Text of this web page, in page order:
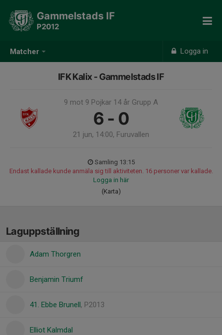
Matcher Logga in
Gammelstads IF
P2012
IFK Kalix - Gammelstads IF
9 mot 9 Pojkar 14 år Grupp A
6 - 0
21 jun, 14:00, Furuvallen
Samling 13:15
Endast kallade kunde anmäla sig till aktiviteten. 16 personer var kallade.
Logga in här
(Karta)
Laguppställning
Adam Thorgren
Benjamin Triumf
41. Ebbe Brunell, P2013
Elliot Kalmdal